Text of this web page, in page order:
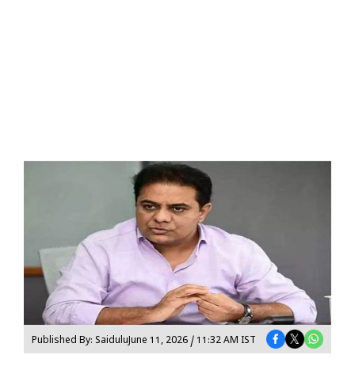
Published By: SaiduluJune 11, 2026 / 11:32 AM IST